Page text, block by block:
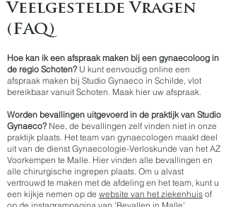
Veelgestelde Vragen
(FAQ)
Hoe kan ik een afspraak maken bij een gynaecoloog in
de regio Schoten? U kunt eenvoudig online een
afspraak maken bij Studio Gynaeco in Schilde, vlot
bereikbaar vanuit Schoten. Maak hier uw afspraak.
Worden bevallingen uitgevoerd in de praktijk van Studio
Gynaeco? Nee, de bevallingen zelf vinden niet in onze
praktijk plaats. Het team van gynaecologen maakt deel
uit van de dienst Gynaecologie-Verloskunde van het AZ
Voorkempen te Malle. Hier vinden alle bevallingen en
alle chirurgische ingrepen plaats. Om u alvast
vertrouwd te maken met de afdeling en het team, kunt u
een kijkje nemen op de website van het ziekenhuis of